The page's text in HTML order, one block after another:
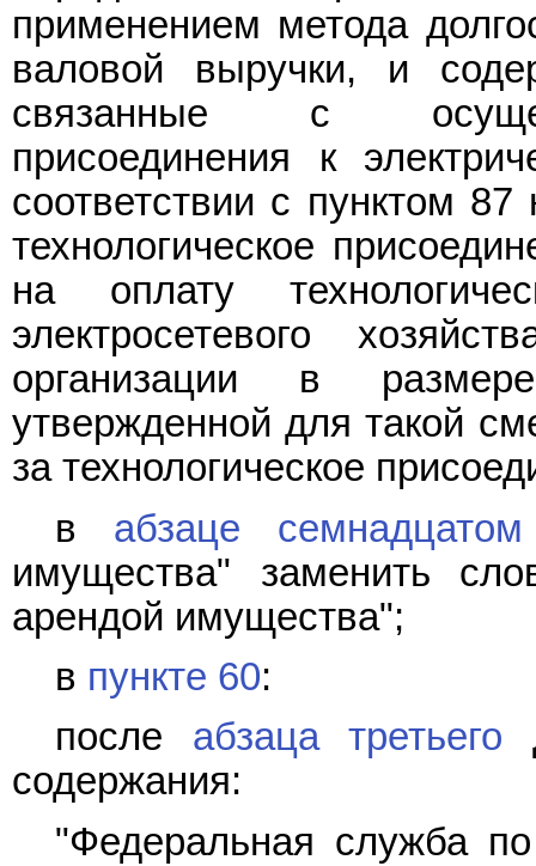
применением метода
валовой выручки, и
связанные с
присоединения к
соответствии с пунктом
технологическое
на оплату
электросетевого
организации в
утвержденной для такой
за технологическое
в абзаце семнадцатом
имущества" заменить
арендой имущества";
в пункте 60:
после абзаца третьего
содержания:
"Федеральная служба